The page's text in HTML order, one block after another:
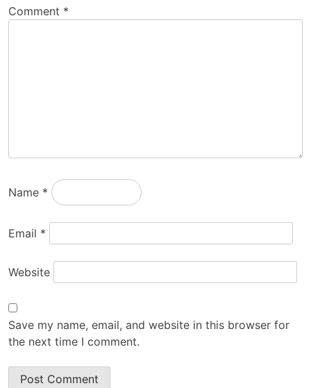
Comment *
Name *
Email *
Website
Save my name, email, and website in this browser for
the next time I comment.